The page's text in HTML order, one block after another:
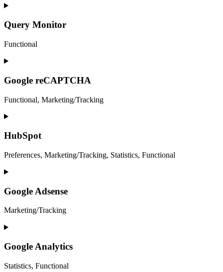
Consent
service
wordfence
Query Monitor
Functional
Consent
service
query-
monitor
Google reCAPTCHA
Functional, Marketing/Tracking
Consent
service
recaptcha
HubSpot
Preferences, Marketing/Tracking, Statistics, Functional
Consent
service
hubspot
Google Adsense
Marketing/Tracking
Consent
service
google-
adsense
Google Analytics
Statistics, Functional